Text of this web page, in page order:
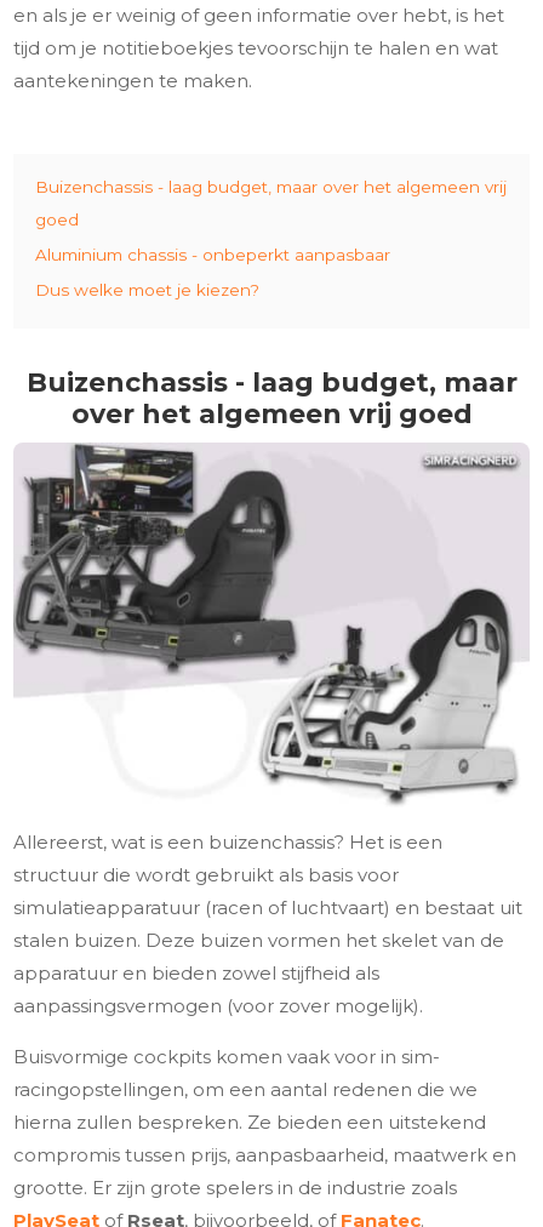
en als je er weinig of geen informatie over hebt, is het
tijd om je notitieboekjes tevoorschijn te halen en wat
aantekeningen te maken.
Buizenchassis - laag budget, maar over het algemeen vrij
goed
Aluminium chassis - onbeperkt aanpasbaar
Dus welke moet je kiezen?
Buizenchassis - laag budget, maar
over het algemeen vrij goed
Allereerst, wat is een buizenchassis? Het is een
structuur die wordt gebruikt als basis voor
simulatieapparatuur (racen of luchtvaart) en bestaat uit
stalen buizen. Deze buizen vormen het skelet van de
apparatuur en bieden zowel stijfheid als
aanpassingsvermogen (voor zover mogelijk).
Buisvormige cockpits komen vaak voor in sim-
racingopstellingen, om een aantal redenen die we
hierna zullen bespreken. Ze bieden een uitstekend
compromis tussen prijs, aanpasbaarheid, maatwerk en
grootte. Er zijn grote spelers in de industrie zoals
PlaySeat of Rseat, bijvoorbeeld, of Fanatec.